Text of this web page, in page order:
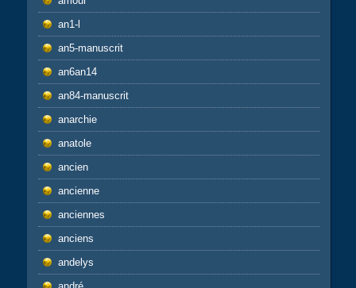
an1-l
an5-manuscrit
an6an14
an84-manuscrit
anarchie
anatole
ancien
ancienne
anciennes
anciens
andelys